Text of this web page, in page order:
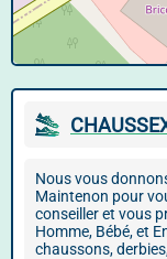
Nous vous
Maintenon pour
conseiller et vous
Homme, Bébé, et
chaussons,